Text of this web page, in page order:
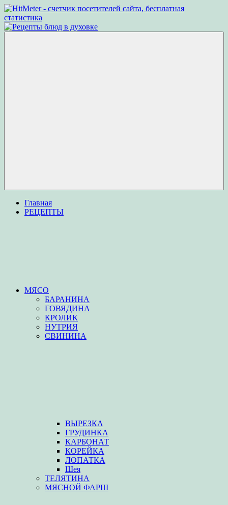
Перейти
к
Главная
РЕЦЕПТЫ
МЯСО
БАРАНИНА
ГОВЯДИНА
КРОЛИК
НУТРИЯ
СВИНИНА
ВЫРЕЗКА
ГРУДИНКА
КАРБОНАТ
КОРЕЙКА
ЛОПАТКА
Шея
ТЕЛЯТИНА
МЯСНОЙ ФАРШ